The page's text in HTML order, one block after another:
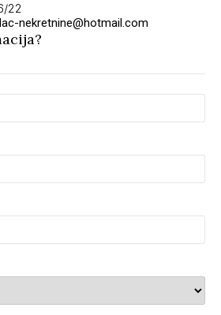
22
nekretnine@hotmail.com